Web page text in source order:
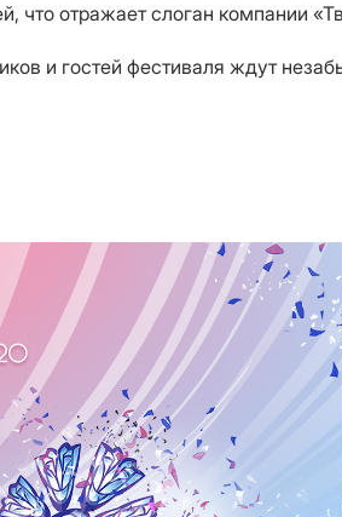
отражает слоган компании
и гостей фестиваля ждут